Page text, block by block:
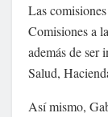
Las
Comisiones a
además de ser
Salud,
Así mismo,